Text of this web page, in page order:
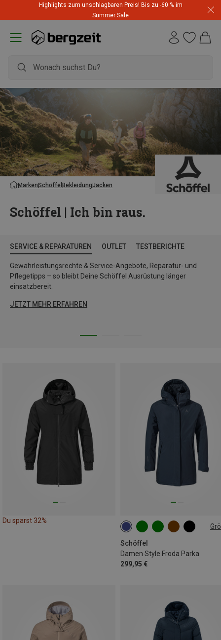
Highlights zum unschlagbaren Preis! Bis zu -60 % im
Summer Sale
MarkenSchöffel BekleidungJacken
Schöffel | Ich bin raus.
SERVICE & REPARATUREN OUTLET TESTBERICHTE
Gewährleistungsrechte & Service-Angebote, Reparatur- und
Pflegetipps – so bleibt Deine Schöffel Ausrüstung länger
einsatzbereit.
JETZT MEHR ERFAHREN
Du sparst 32%
Schöffel
Damen Style Froda Parka
299,95 €